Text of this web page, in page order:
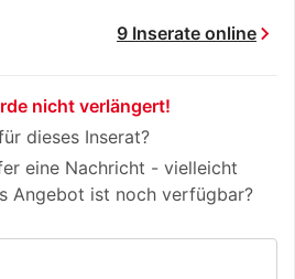
9 Inserate onlinechevron_right
nicht verlängert!
dieses Inserat?
eine Nachricht - vielleicht
Angebot ist noch verfügbar?